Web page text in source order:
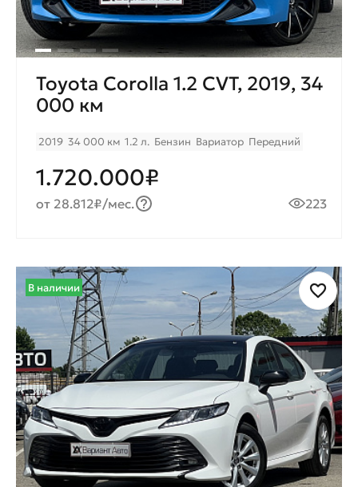
Toyota Corolla 1.2 CVT, 2019, 34
000 км
2019 34 000 км 1.2 л. Бензин Вариатор Передний
1.720.000₽
от 28.812₽/мес. 223
В наличии